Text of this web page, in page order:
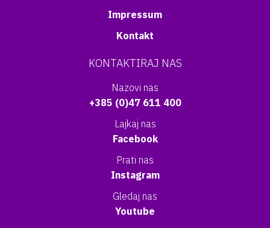
Impressum
Kontakt
KONTAKTIRAJ NAS
Nazovi nas
+385 (0)47 611 400
Lajkaj nas
Facebook
Prati nas
Instagram
Gledaj nas
Youtube